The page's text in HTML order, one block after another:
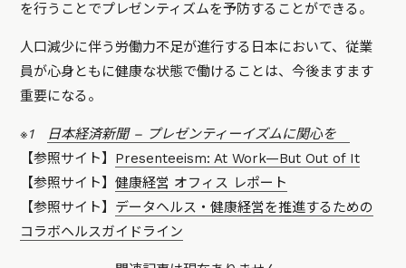
を行うことでプレゼンティズムを予防することができる。
人口減少に伴う労働力不足が進行する日本において、従業
員が心身ともに健康な状態で働けることは、今後ますます
重要になる。
※1 日本経済新聞 – プレゼンティーイズムに関心を
【参照サイト】 Presenteeism: At Work—But Out of It
【参照サイト】健康経営 オフィス レポート
【参照サイト】 データヘルス・健康経営を推進するための
コラボヘルスガイドライン